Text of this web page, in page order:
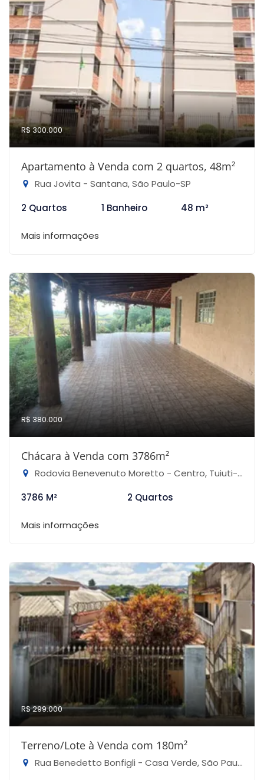
R$ 300.000
Apartamento à Venda com 2 quartos, 48m²
Rua Jovita - Santana, São Paulo-SP
2 Quartos
1 Banheiro 48 m²
Mais informações
R$ 380.000
Chácara à Venda com 3786m²
Rodovia Benevenuto Moretto - Centro, Tuiuti-SP
3786 M²
2 Quartos
Mais informações
R$ 299.000
Terreno/Lote à Venda com 180m²
Rua Benedetto Bonfigli - Casa Verde, São Paulo-SP